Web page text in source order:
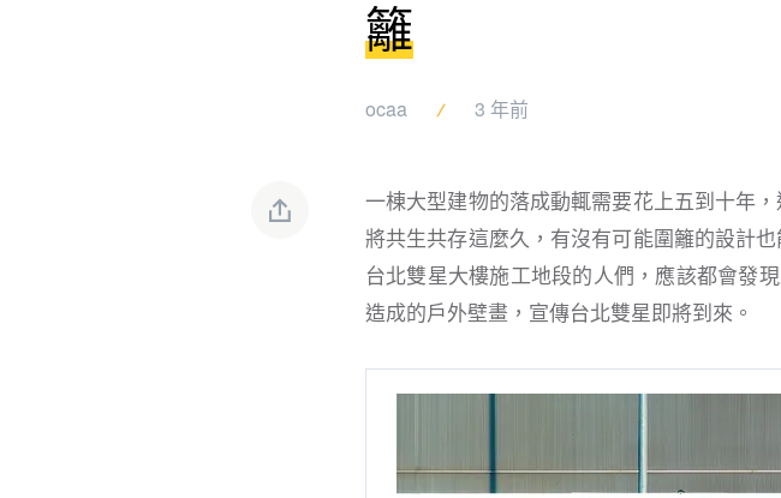
籬
ocaa 3 年前
一棟大型建物的落成動輒需要花上五到十年
將共生共存這麼久，有沒有可能圍籬的設計
台北雙星大樓施工地段的人們，應該都會發
造成的戶外壁畫，宣傳台北雙星即將到來。